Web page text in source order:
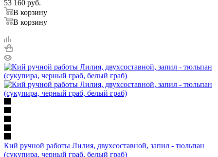
53 160 руб.
В корзину
В корзину
Кий ручной работы Лилия, двухсоставной, запил - тюльпан
(сукупира, черный граб, белый граб)